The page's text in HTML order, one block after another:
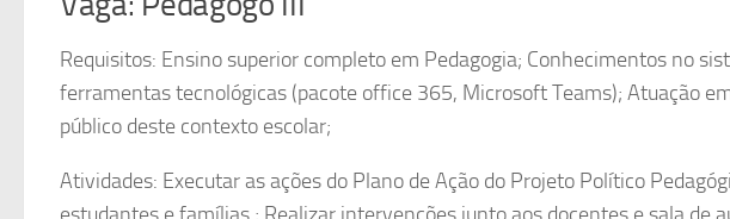
Requisitos: Ensino superior completo em Pedagogia; Conhecimentos no
ferramentas tecnológicas (pacote office 365, Microsoft Teams); Atuação
público deste contexto escolar;
Atividades: Executar as ações do Plano de Ação do Projeto Político